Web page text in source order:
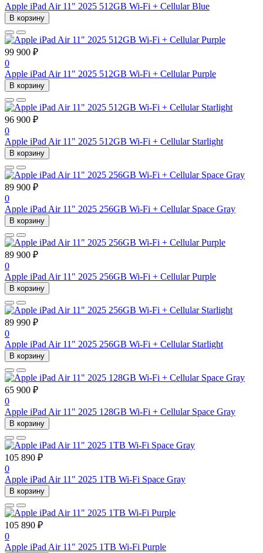
Apple iPad Air 11" 2025 512GB Wi-Fi + Cellular Blue
В корзину
99 900 ₽
0
Apple iPad Air 11" 2025 512GB Wi-Fi + Cellular Purple
В корзину
96 900 ₽
0
Apple iPad Air 11" 2025 512GB Wi-Fi + Cellular Starlight
В корзину
89 900 ₽
0
Apple iPad Air 11" 2025 256GB Wi-Fi + Cellular Space Gray
В корзину
89 900 ₽
0
Apple iPad Air 11" 2025 256GB Wi-Fi + Cellular Purple
В корзину
89 990 ₽
0
Apple iPad Air 11" 2025 256GB Wi-Fi + Cellular Starlight
В корзину
65 900 ₽
0
Apple iPad Air 11" 2025 128GB Wi-Fi + Cellular Space Gray
В корзину
105 890 ₽
0
Apple iPad Air 11" 2025 1TB Wi-Fi Space Gray
В корзину
105 890 ₽
0
Apple iPad Air 11" 2025 1TB Wi-Fi Purple